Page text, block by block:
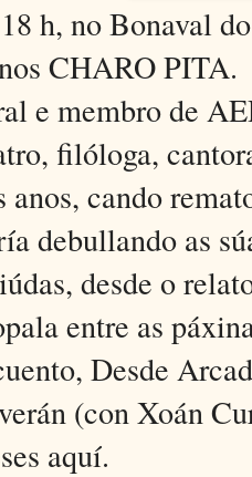
h, no Bonaval
CHARO PITA.
e membro de
filóloga,
anos, cando
debullando as
desde o
entre as
Desde
(con Xoán
aquí.